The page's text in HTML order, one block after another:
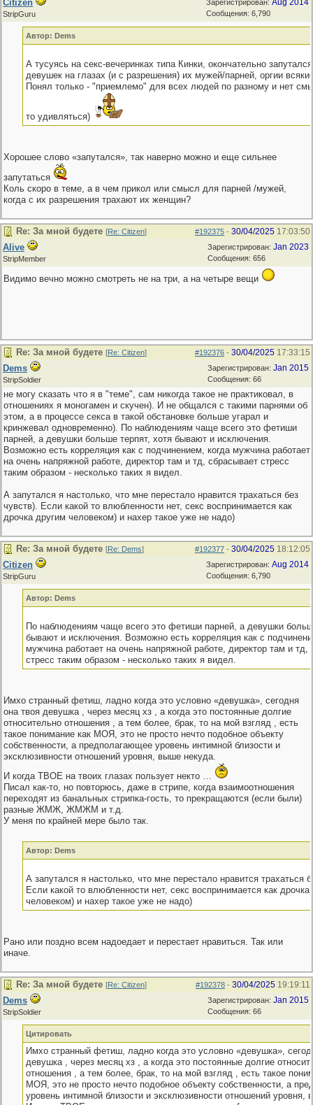
Зарегистрирован: Aug 2014
Сообщения: 6,790
Citizen
StripGuru
Автор: Dems
А тусуясь на секс-вечеринках типа Кинки, окончательно
девушек на глазах (и с разрешения) их мужей/парней, оргии
Понял только - "приемлемо" для всех людей по разному и нет
то удивляться)
Хорошее слово «запутался», так наверно можно и еще сильнее
запутаться
Коль скоро в теме, а в чем прикол или смысл для парней /мужей,
когда с их разрешения трахают их женщин?
#192375 - 30/04/2025 17:03:50
Re: За мной будете [Re: Citizen]
Зарегистрирован: Jan 2023
Сообщения: 656
Alive
StripMember
Видимо вечно можно смотреть не на три, а на четыре вещи
#192376 - 30/04/2025 17:33:15
Re: За мной будете [Re: Citizen]
Зарегистрирован: Jan 2015
Сообщения: 66
Dems
StripSoldier
не могу сказать что я в "теме", сам никогда такое не практиковал, в
отношениях я моногамен и скучен). И не общался с такими парнями об
этом, а в процессе секса в такой обстановке больше угарал и
кринжевал одновременно). По наблюдениям чаще всего это фетиши
парней, а девушки больше терпят, хотя бывают и исключения.
Возможно есть корреляция как с подчинением, когда мужчина работает
на очень напряжной работе, директор там и тд, сбрасывает стресс
таким образом - несколько таких я видел.
А запутался я настолько, что мне перестало нравится трахаться без
чувств). Если какой то влюбленности нет, секс воспринимается как
дрочка другим человеком) и нахер такое уже не надо)
#192377 - 30/04/2025 18:12:05
Re: За мной будете [Re: Dems]
Зарегистрирован: Aug 2014
Сообщения: 6,790
Citizen
StripGuru
Автор: Dems
По наблюдениям чаще всего это фетиши парней, а девушки
бывают и исключения. Возможно есть корреляция как с
мужчина работает на очень напряжной работе, директор там и тд,
стресс таким образом - несколько таких я видел.
Имхо странный фетиш, ладно когда это условно «девушка», сегодня
она твоя девушка , через месяц хз , а когда это постоянные долгие
относительно отношения , а тем более, брак, то на мой взгляд , есть
такое понимание как МОЯ, это не просто нечто подобное объекту
собственности, а предполагающее уровень интимной близости и
эксклюзивности отношений уровня, выше некуда.
И когда ТВОЕ на твоих глазах пользует некто …
Писал как-то, но повторюсь, даже в стрипе, когда взаимоотношения
переходят из банальных стрипка-гость, то прекращаются (если были)
разные ЖМЖ, ЖМЖМ и т.д.
У меня по крайней мере было так.
Автор: Dems
А запутался я настолько, что мне перестало нравится трахаться
Если какой то влюбленности нет, секс воспринимается как дрочка
человеком) и нахер такое уже не надо)
Рано или поздно всем надоедает и перестает нравиться. Так или
иначе.
#192378 - 30/04/2025 19:19:11
Re: За мной будете [Re: Citizen]
Зарегистрирован: Jan 2015
Сообщения: 66
Dems
StripSoldier
Цитировать
Имхо странный фетиш, ладно когда это условно «девушка»,
девушка , через месяц хз , а когда это постоянные долгие
отношения , а тем более, брак, то на мой взгляд , есть такое
МОЯ, это не просто нечто подобное объекту собственности, а
уровень интимной близости и эксклюзивности отношений уровня,